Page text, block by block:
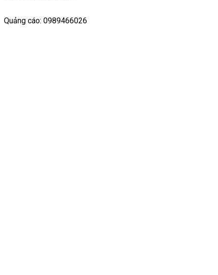
Quảng cáo: 0989466026